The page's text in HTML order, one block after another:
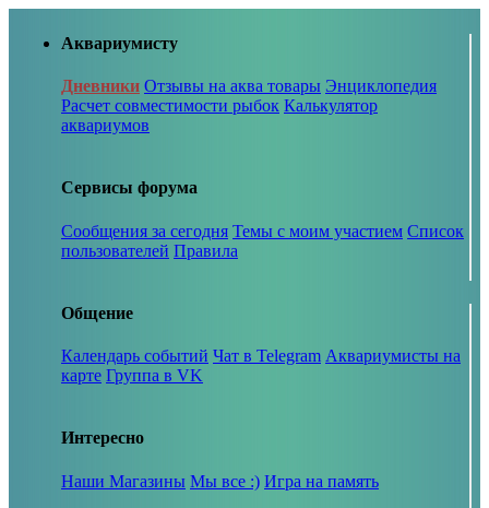
Аквариумисту
Дневники Отзывы на аква товары Энциклопедия
Расчет совместимости рыбок Калькулятор
аквариумов
Сервисы форума
Сообщения за сегодня Темы с моим участием Список
пользователей Правила
Общение
Календарь событий Чат в Telegram Аквариумисты на
карте Группа в VK
Интересно
Наши Магазины Мы все :) Игра на память